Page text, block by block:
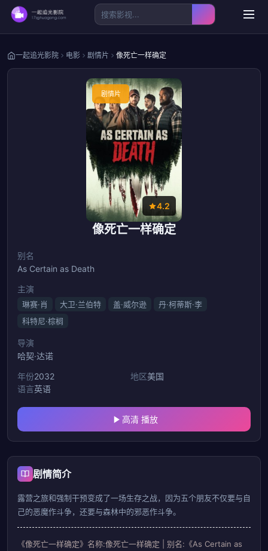
一起追光影院 电影 剧情片 像死亡一样确定
剧情片
4.2
像死亡一样确定
别名
As Certain as Death
主演
琳赛·肖 大卫·兰伯特 盖·威尔逊
丹·柯蒂斯·李
科特尼·棕榈
导演
哈契·达诺
年份2032 地区美国
语言英语
高清 播放
剧情简介
露营之旅和强制干预变成了一场生存之战，因为五个朋友不仅要与自
己的恶魔作斗争，还要与森林中的邪恶作斗争。
《像死亡一样确定》名称:像死亡一样确定 | 别名:《As Certain as